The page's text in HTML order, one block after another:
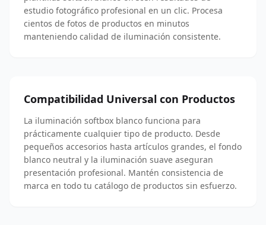
estudio fotográfico profesional en un clic. Procesa
cientos de fotos de productos en minutos
manteniendo calidad de iluminación consistente.
Compatibilidad Universal con Productos
La iluminación softbox blanco funciona para
prácticamente cualquier tipo de producto. Desde
pequeños accesorios hasta artículos grandes, el fondo
blanco neutral y la iluminación suave aseguran
presentación profesional. Mantén consistencia de
marca en todo tu catálogo de productos sin esfuerzo.